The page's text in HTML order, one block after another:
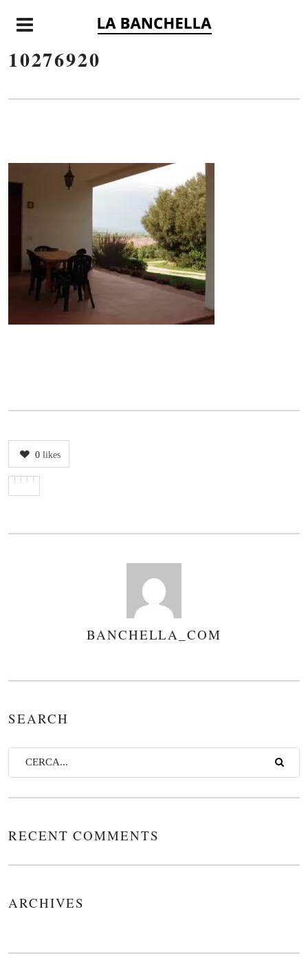
10276920
0 likes
BANCHELLA_COM
SEARCH
RECENT COMMENTS
ARCHIVES